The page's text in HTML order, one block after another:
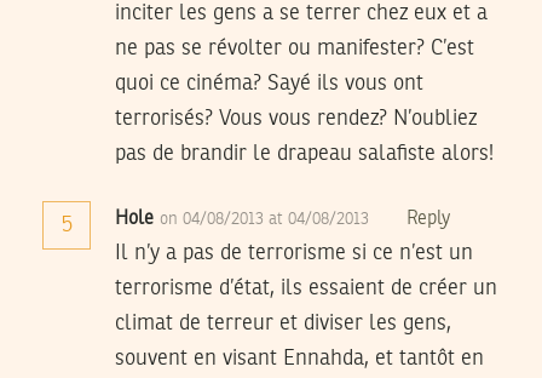
inciter les gens a se terrer chez eux et a
ne pas se révolter ou manifester? C’est
quoi ce cinéma? Sayé ils vous ont
terrorisés? Vous vous rendez? N’oubliez
pas de brandir le drapeau salafiste alors!
5 Hole on 04/08/2013 at 04/08/2013 Reply
Il n’y a pas de terrorisme si ce n’est un
terrorisme d’état, ils essaient de créer un
climat de terreur et diviser les gens,
souvent en visant Ennahda, et tantôt en